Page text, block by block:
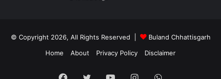
© Copyright 2026, All Rights Reserved |
Buland Chhattisgarh
Home
About Privacy Policy Disclaimer